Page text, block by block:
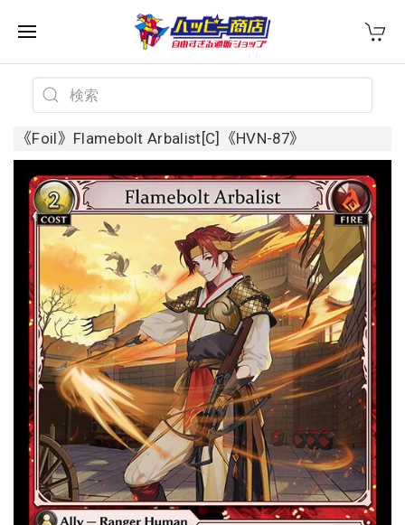
《Foil》Flamebolt Arbalist[C]《HVN-87》